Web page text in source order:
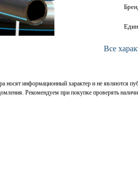
Все
носят информационный характер и не являются
Рекомендуем при покупке проверять